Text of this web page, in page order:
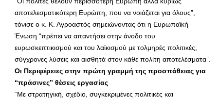
αποτελεσματικότερη Ευρώπη, που να νοιάζεται για όλους”,
τόνισε ο κ. Κ. Αγροαστός σημειώνοντας ότι η Ευρωπαϊκή
Ένωση “πρέπει να απαντήσει στην άνοδο του
ευρωσκεπτικισμού και του λαϊκισμού με τολμηρές πολιτικές,
σύγχρονες λύσεις και αισθητά στον κάθε πολίτη αποτελέσματα”.
Οι Περιφέρειες στην πρώτη γραμμή της προσπάθειας για
“πράσινες” θέσεις εργασίας
“Με στρατηγική, σχέδιο, συγκεκριμένες πολιτικές και